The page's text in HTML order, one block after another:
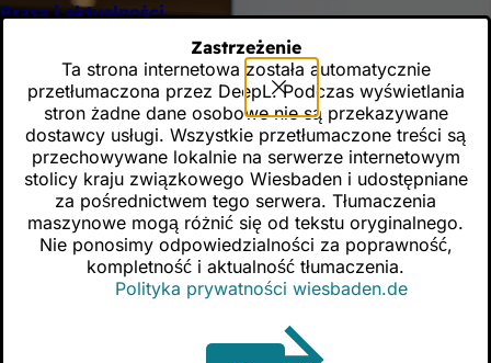
Prasa i aktualności
Aktualności dotyczące działalności Wiesbaden
Pamiętaj
Zastrzeżenie
Ta strona internetowa została automatycznie
przetłumaczona przez DeepL. Podczas wyświetlania
stron żadne dane osobowe nie są przekazywane
dostawcy usługi. Wszystkie przetłumaczone treści są
przechowywane lokalnie na serwerze internetowym
stolicy kraju związkowego Wiesbaden i udostępniane
za pośrednictwem tego serwera. Tłumaczenia
maszynowe mogą różnić się od tekstu oryginalnego.
Nie ponosimy odpowiedzialności za poprawność,
kompletność i aktualność tłumaczenia.
Polityka prywatności wiesbaden.de